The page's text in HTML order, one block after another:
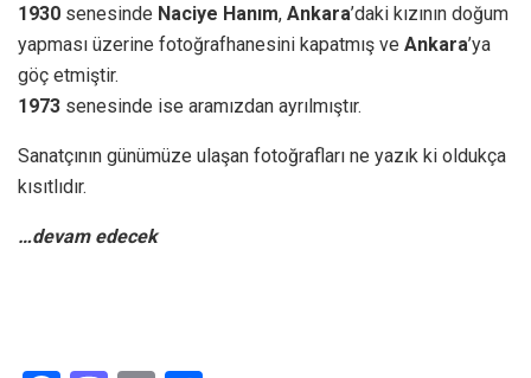
1930 senesinde Naciye Hanım, Ankara’daki kızının doğum
yapması üzerine fotoğrafhanesini kapatmış ve Ankara’ya
göç etmiştir.
1973 senesinde ise aramızdan ayrılmıştır.
Sanatçının günümüze ulaşan fotoğrafları ne yazık ki oldukça
kısıtlıdır.
…devam edecek